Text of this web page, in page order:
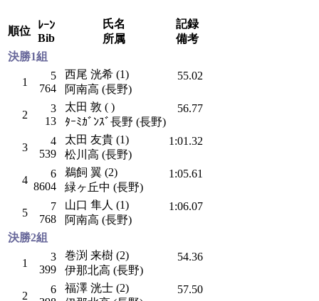
順位
ﾚｰﾝ
Bib
氏名
所属
記録
備考
決勝1組
1
5
764
西尾 洸希 (1)
阿南高 (長野)
55.02
2
3
13
太田 敦 ( )
ﾀｰﾐｶﾞﾝｽﾞ長野 (長野)
56.77
3
4
539
太田 友貴 (1)
松川高 (長野)
1:01.32
4
6
8604
鵜飼 翼 (2)
緑ヶ丘中 (長野)
1:05.61
5
7
768
山口 隼人 (1)
阿南高 (長野)
1:06.07
決勝2組
1
3
399
巻渕 来樹 (2)
伊那北高 (長野)
54.36
2
6
福澤 洸士 (2)
57.50